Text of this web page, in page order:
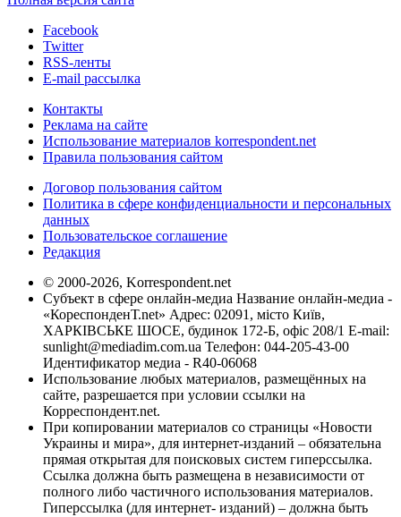
Facebook
Twitter
RSS-ленты
E-mail рассылка
Контакты
Реклама на сайте
Использование материалов korrespondent.net
Правила пользования сайтом
Договор пользования сайтом
Политика в сфере конфиденциальности и персональных
данных
Пользовательское соглашение
Редакция
© 2000-2026, Korrespondent.net
Субъект в сфере онлайн-медиа Название онлайн-медиа -
«КореспонденТ.net» Адрес: 02091, місто Київ,
ХАРКІВСЬКЕ ШОСЕ, будинок 172-Б, офіс 208/1 E-mail:
sunlight@mediadim.com.ua Телефон: 044-205-43-00
Идентификатор медиа - R40-06068
Использование любых материалов, размещённых на
сайте, разрешается при условии ссылки на
Корреспондент.net.
При копировании материалов со страницы «Новости
Украины и мира», для интернет-изданий – обязательна
прямая открытая для поисковых систем гиперссылка.
Ссылка должна быть размещена в независимости от
полного либо частичного использования материалов.
Гиперссылка (для интернет- изданий) – должна быть